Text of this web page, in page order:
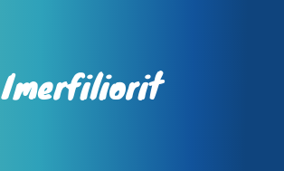
Imerfiliorit